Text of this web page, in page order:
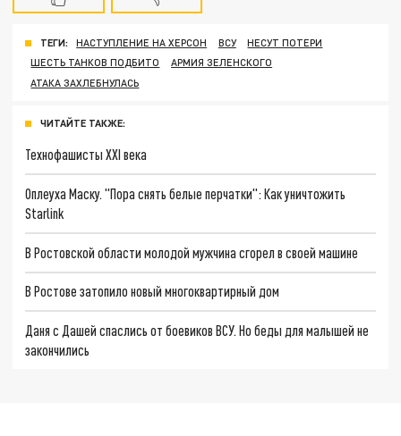
ТЕГИ: НАСТУПЛЕНИЕ НА ХЕРСОН ВСУ
НЕСУТ ПОТЕРИ
ШЕСТЬ ТАНКОВ ПОДБИТО
АРМИЯ ЗЕЛЕНСКОГО
АТАКА ЗАХЛЕБНУЛАСЬ
ЧИТАЙТЕ ТАКЖЕ:
Технофашисты XXI века
Оплеуха Маску. "Пора снять белые перчатки": Как уничтожить
Starlink
В Ростовской области молодой мужчина сгорел в своей машине
В Ростове затопило новый многоквартирный дом
Даня с Дашей спаслись от боевиков ВСУ. Но беды для малышей не
закончились